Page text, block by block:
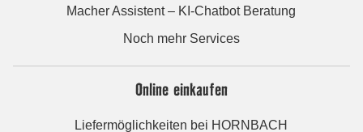
Macher Assistent – KI-Chatbot Beratung
Noch mehr Services
Online einkaufen
Liefermöglichkeiten bei HORNBACH